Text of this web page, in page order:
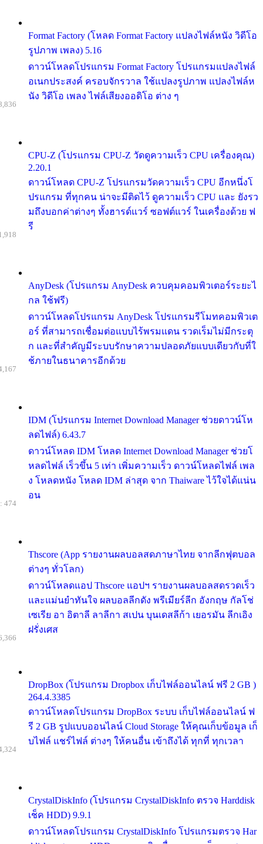
Format Factory (โหลด Format Factory แปลงไฟล์หนัง วิดีโอ
รูปภาพ เพลง) 5.16
ดาวน์โหลดโปรแกรม Format Factory โปรแกรมแปลงไฟล์
อเนกประสงค์ ครอบจักรวาล ใช้แปลงรูปภาพ แปลงไฟล์ห
นัง วิดีโอ เพลง ไฟล์เสียงออดิโอ ต่าง ๆ
CPU-Z (โปรแกรม CPU-Z วัดดูความเร็ว CPU เครื่องคุณ)
2.20.1
ดาวน์โหลด CPU-Z โปรแกรมวัดความเร็ว CPU อีกหนึ่งโ
ปรแกรม ที่ทุกคน น่าจะมีติดไว้ ดูความเร็ว CPU และ ยังรว
มถึงบอกค่าต่างๆ ทั้งฮารด์แวร์ ซอฟต์แวร์ ในเครื่องด้วย ฟ
รี
AnyDesk (โปรแกรม AnyDesk ควบคุมคอมพิวเตอร์ระยะไ
กล ใช้ฟรี)
ดาวน์โหลดโปรแกรม AnyDesk โปรแกรมรีโมทคอมพิวเต
อร์ ที่สามารถเชื่อมต่อแบบไร้พรมแดน รวดเร็มไม่มีกระตุ
ก และที่สำคัญมีระบบรักษาความปลอดภัยแบบเดียวกับที่ใ
ช้ภายในธนาคารอีกด้วย
IDM (โปรแกรม Internet Download Manager ช่วยดาวน์โห
ลดไฟล์) 6.43.7
ดาวน์โหลด IDM โหลด Internet Download Manager ช่วยโ
หลดไฟล์ เร็วขึ้น 5 เท่า เพิ่มความเร็ว ดาวน์โหลดไฟล์ เพล
ง โหลดหนัง โหลด IDM ล่าสุด จาก Thaiware ไว้ใจได้แน่น
อน
Thscore (App รายงานผลบอลสดภาษาไทย จากลีกฟุตบอล
ต่างๆ ทั่วโลก)
ดาวน์โหลดแอป Thscore แอปฯ รายงานผลบอลสดรวดเร็ว
และแม่นยำทันใจ ผลบอลลีกดัง พรีเมียร์ลีก อังกฤษ กัลโช่
เซเรีย อา อิตาลี ลาลีกา สเปน บุนเดสลีก้า เยอรมัน ลีกเอิง
ฝรั่งเศส
474
DropBox (โปรแกรม Dropbox เก็บไฟล์ออนไลน์ ฟรี 2 GB )
264.4.3385
ดาวน์โหลดโปรแกรม DropBox ระบบ เก็บไฟล์ออนไลน์ ฟ
รี 2 GB รูปแบบออนไลน์ Cloud Storage ให้คุณเก็บข้อมูล เก็
บไฟล์ แชร์ไฟล์ ต่างๆ ให้คนอื่น เข้าถึงได้ ทุกที่ ทุกเวลา
CrystalDiskInfo (โปรแกรม CrystalDiskInfo ตรวจ Harddisk
เช็ค HDD) 9.9.1
ดาวน์โหลดโปรแกรม CrystalDiskInfo โปรแกรมตรวจ Har